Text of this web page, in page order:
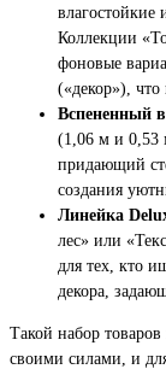
влагостойкие
Коллекции
фоновые
(«декор»), что
Вспененный
(1,06 м и 0,53
придающий
создания
Линейка
лес» или
для тех, кто
декора,
Такой набор
своими силами, и